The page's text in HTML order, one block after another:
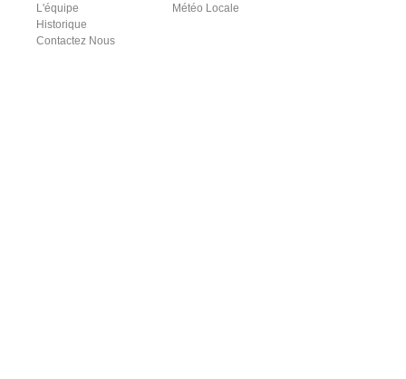
L'équipe
Historique
Contactez Nous
Météo Locale